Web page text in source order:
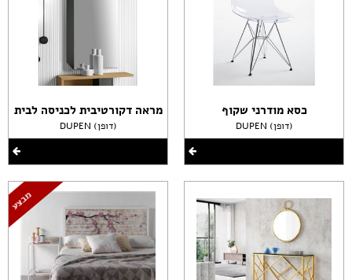
כסא מודרני שקוף
DUPEN (דופן)
מראה דקורטיבית לכניסה לבית
DUPEN (דופן)